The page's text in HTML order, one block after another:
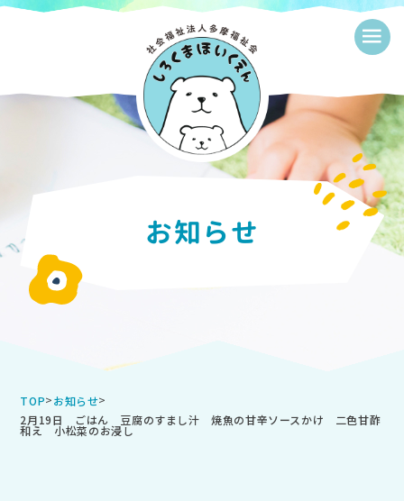
≡
お知らせ
TOP>お知らせ>
2月19日 ごはん 豆腐のすまし汁 焼魚の甘辛ソースかけ 二色甘酢
和え 小松菜のお浸し